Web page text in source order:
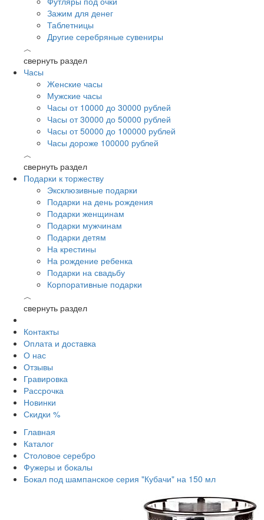
Зажим для денег
Таблетницы
Другие серебряные сувениры
︿
свернуть раздел
Часы
Женские часы
Мужские часы
Часы от 10000 до 30000 рублей
Часы от 30000 до 50000 рублей
Часы от 50000 до 100000 рублей
Часы дороже 100000 рублей
︿
свернуть раздел
Подарки к торжеству
Эксклюзивные подарки
Подарки на день рождения
Подарки женщинам
Подарки мужчинам
Подарки детям
На крестины
На рождение ребенка
Подарки на свадьбу
Корпоративные подарки
︿
свернуть раздел
Контакты
Оплата и доставка
О нас
Отзывы
Гравировка
Рассрочка
Новинки
Скидки %
Главная
Каталог
Столовое серебро
Фужеры и бокалы
Бокал под шампанское серия "Кубачи" на 150 мл